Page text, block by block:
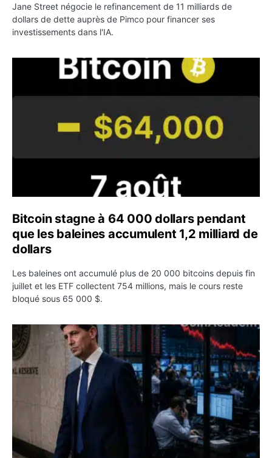
Jane Street négocie le refinancement de 11 milliards de
dollars de dette auprès de Pimco pour financer ses
investissements dans l'IA.
Bitcoin stagne à 64 000 dollars pendant que les
Bitcoin stagne à 64 000 dollars pendant
que les baleines accumulent 1,2 milliard de
dollars
Les baleines ont accumulé plus de 20 000 bitcoins depuis fin
juillet et les ETF collectent 754 millions, mais le cours reste
bloqué sous 65 000 $.
Kevin Warsh maintient sa communication minimaliste